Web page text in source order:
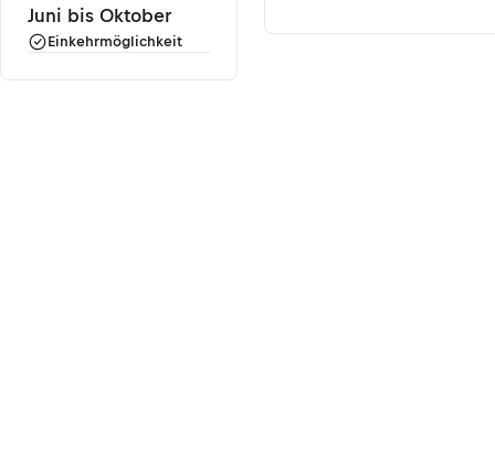
Juni bis Oktober
Einkehrmöglichkeit